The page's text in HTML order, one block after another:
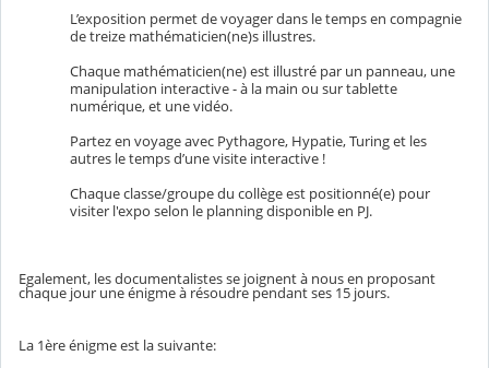
L’exposition permet devoyager dans le temps en compagnie
de treize mathématicien(ne)s illustres.
Chaque mathématicien(ne) est illustré par un panneau, une
manipulation interactive - à la main ou sur tablette
numérique, et une vidéo.
Partez envoyageavec Pythagore, Hypatie, Turing et les
autres le temps d’une visite interactive !
Chaque classe/groupe du collège est positionné(e) pour
visiter l'expo selon le planning disponible en PJ.
Egalement, les documentalistes se joignent à nous en proposant
chaque jour une énigme à résoudre pendant ses 15 jours.
La 1ère énigme est la suivante: